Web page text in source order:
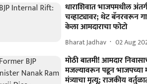
धाराशिवात भाजपमधील
चव्हाट्यावर; थेट बॅनरवरून
केला आमदाराचा फोटो
Bharat Jadhav 02 Aug
मोठी बातमी! आमदार
मजल्यावरून पडून भाजपच्या
मंत्र्याचा मृत्यू; राजकीय